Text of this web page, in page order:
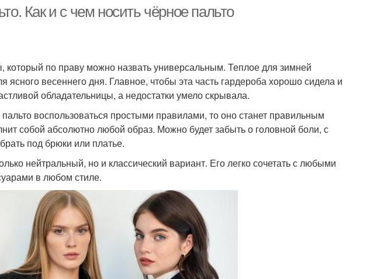
Как и с чем носить чёрное пальто
который по праву можно назвать универсальным. Теплое для зимней
ясного весеннего дня. Главное, чтобы эта часть гардероба хорошо сидела и
обладательницы, а недостатки умело скрывала.
воспользоваться простыми правилами, то оно станет правильным
собой абсолютно любой образ. Можно будет забыть о головной боли, с
под брюки или платье.
нейтральный, но и классический вариант. Его легко сочетать с любыми
в любом стиле.